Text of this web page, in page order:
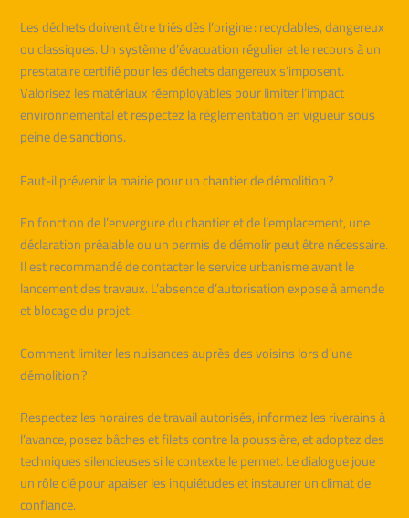
Les déchets doivent être triés dès l’origine : recyclables, dangereux
ou classiques. Un système d’évacuation régulier et le recours à un
prestataire certifié pour les déchets dangereux s’imposent.
Valorisez les matériaux réemployables pour limiter l’impact
environnemental et respectez la réglementation en vigueur sous
peine de sanctions.
Faut-il prévenir la mairie pour un chantier de démolition ?
En fonction de l’envergure du chantier et de l’emplacement, une
déclaration préalable ou un permis de démolir peut être nécessaire.
Il est recommandé de contacter le service urbanisme avant le
lancement des travaux. L’absence d’autorisation expose à amende
et blocage du projet.
Comment limiter les nuisances auprès des voisins lors d’une
démolition ?
Respectez les horaires de travail autorisés, informez les riverains à
l’avance, posez bâches et filets contre la poussière, et adoptez des
techniques silencieuses si le contexte le permet. Le dialogue joue
un rôle clé pour apaiser les inquiétudes et instaurer un climat de
confiance.